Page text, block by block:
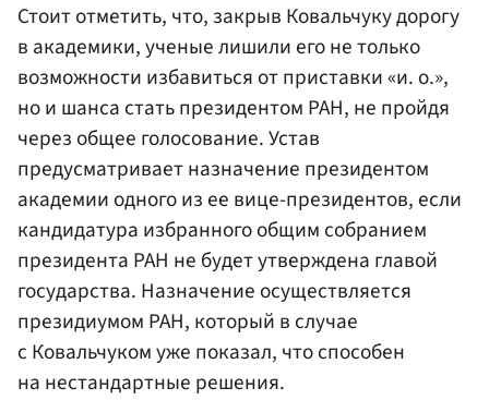
Стоит отметить, что, закрыв Ковальчуку дорогу
в академики, ученые лишили его не только
возможности избавиться от приставки «и. о.»,
но и шанса стать президентом РАН, не пройдя
через общее голосование. Устав
предусматривает назначение президентом
академии одного из ее вице-президентов, если
кандидатура избранного общим собранием
президента РАН не будет утверждена главой
государства. Назначение осуществляется
президиумом РАН, который в случае
с Ковальчуком уже показал, что способен
на нестандартные решения.